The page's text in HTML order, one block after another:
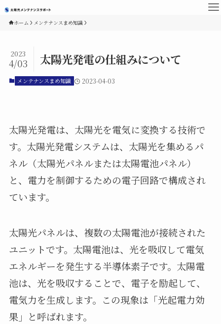
ホーム メンテナンスまめ知識
太陽光発電の仕組みについて
2023
4/03
メンテナンスまめ知識 2023-04-03
太陽光発電は、太陽光を電気に変換する技術で
す。太陽光発電システムは、太陽光を集めるパ
ネル（太陽光パネルまたは太陽電池パネル）
と、電力を制御するための電子回路で構成され
ています。
太陽光パネルは、複数の太陽電池が接続された
ユニットです。太陽電池は、光を吸収して電気
エネルギーを発生する半導体素子です。太陽電
池は、光を吸収することで、電子を励起して、
電気力を生成します。この現象は「光起電力効
果」と呼ばれます。